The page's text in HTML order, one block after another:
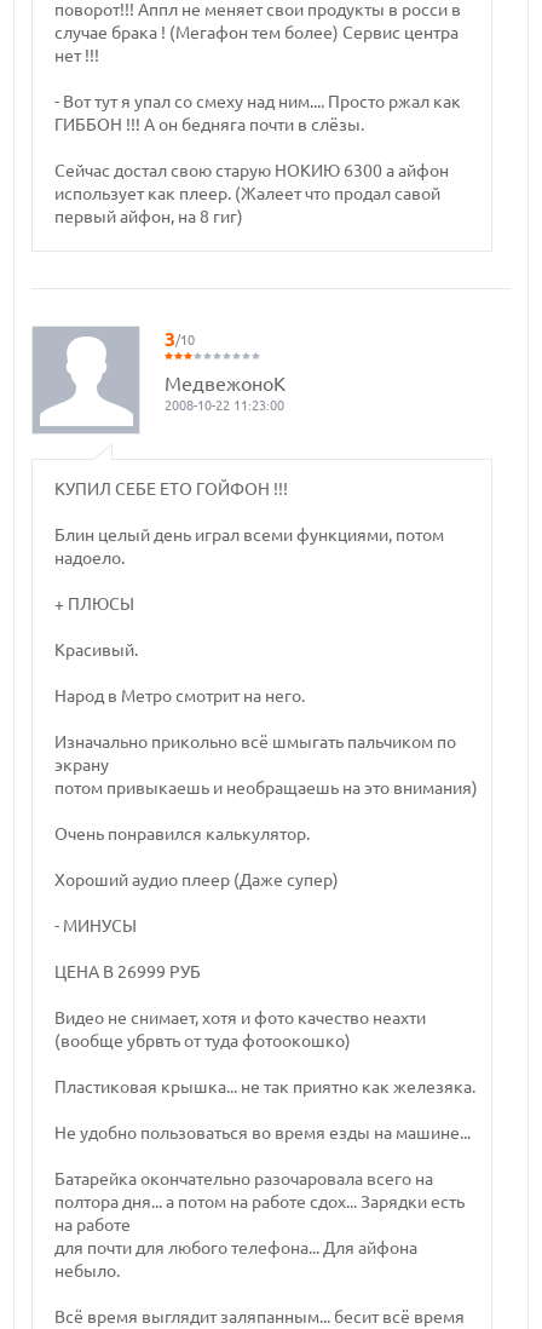
поворот!!! Аппл не меняет свои продукты в росси в
случае брака ! (Мегафон тем более) Сервис центра
нет !!!
- Вот тут я упал со смеху над ним.... Просто ржал как
ГИББОН !!! А он бедняга почти в слёзы.
Сейчас достал свою старую НОКИЮ 6300 а айфон
использует как плеер. (Жалеет что продал савой
первый айфон, на 8 гиг)
3/10
МедвежоноК
2008-10-22 11:23:00
КУПИЛ СЕБЕ ЕТО ГОЙФОН !!!
Блин целый день играл всеми функциями, потом
надоело.
+ ПЛЮСЫ
Красивый.
Народ в Метро смотрит на него.
Изначально прикольно всё шмыгать пальчиком по
экрану
потом привыкаешь и необращаешь на это внимания)
Очень понравился калькулятор.
Хороший аудио плеер (Даже супер)
- МИНУСЫ
ЦЕНА В 26999 РУБ
Видео не снимает, хотя и фото качество неахти
(вообще убрвть от туда фотоокошко)
Пластиковая крышка... не так приятно как железяка.
Не удобно пользоваться во время езды на машине...
Батарейка окончательно разочаровала всего на
полтора дня... а потом на работе сдох... Зарядки есть
на работе
для почти для любого телефона... Для айфона
небыло.
Всё время выглядит заляпанным... бесит всё время